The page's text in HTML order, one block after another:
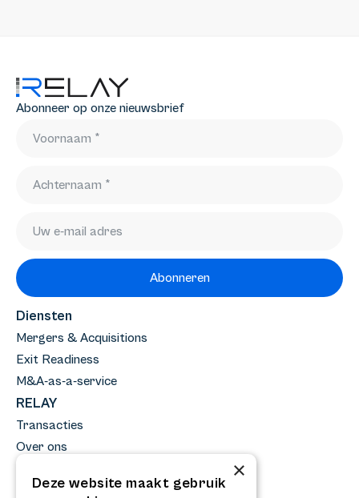
Abonneer op onze nieuwsbrief
Abonneren
Diensten
Mergers & Acquisitions
Exit Readiness
M&A-as-a-service
RELAY
Transacties
Over ons
Nieuws
×
Deze website maakt gebruik